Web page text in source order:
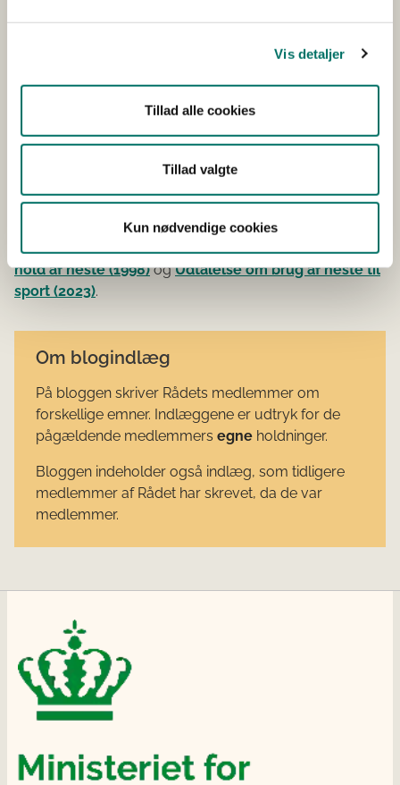
Vis detaljer
Tillad alle cookies
Tillad valgte
Kun nødvendige cookies
praktiserer ridning med fokus på hestens signaler og på
hestens præmisser. Grebet rigtigt an kan omskoling af
hesten give den gålysten tilbage, så den igen bliver
lydhør for dine signaler. Så bliver det en fornøjelse for
hesten, for dig som rytter, og motiverende at se på for
andre ryttere.
Vil du vide mere om emnet?
Læs Det Dyreetiske Råds overvejelser i Udtalelse om
hold af heste (1998)ogUdtalelse om brug af heste til
sport (2023).
Om blogindlæg
På bloggen skriver Rådets medlemmer om
forskellige emner. Indlæggene er udtryk for de
pågældende medlemmers egne holdninger.
Bloggen indeholder også indlæg, som tidligere
medlemmer af Rådet har skrevet, da de var
medlemmer.